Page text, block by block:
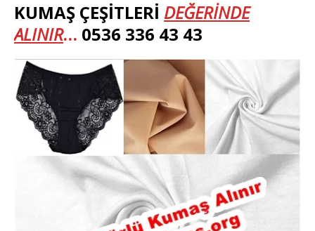
KUMAŞ ÇEŞİTLERİ DEĞERİNDE
ALINIR… 0536 336 43 43